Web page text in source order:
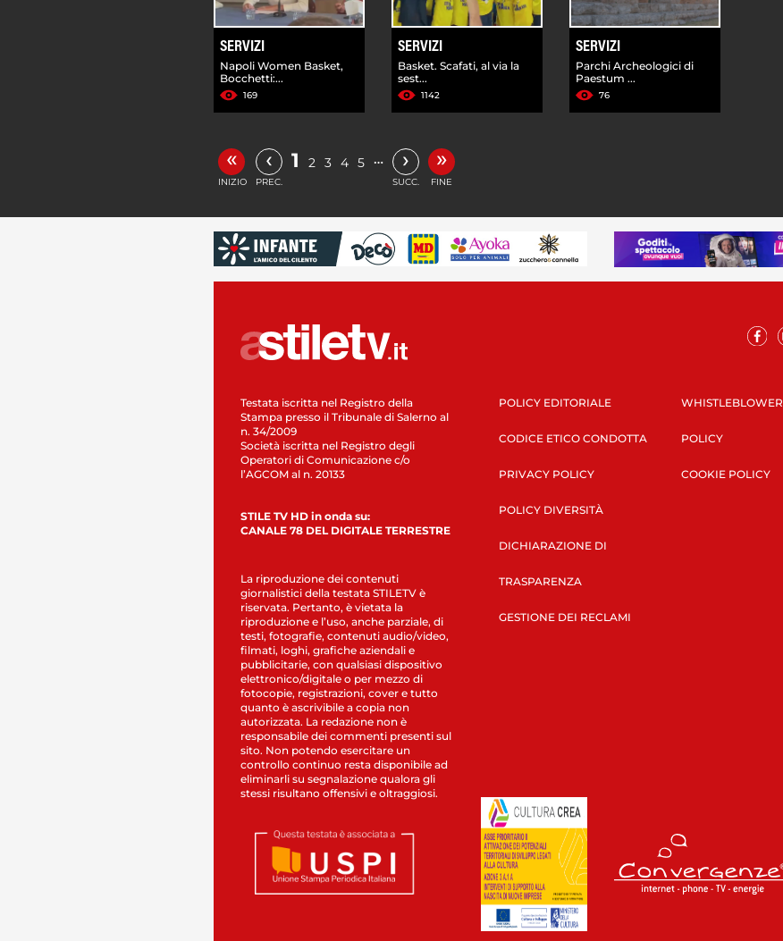
SERVIZI
Napoli Women Basket,
Bocchetti:...
169
SERVIZI
Basket. Scafati, al via la
sest...
1142
SERVIZI
Parchi Archeologici di
Paestum ...
76
«
INIZIO
‹
PREC.
1 2 3 4 5 … ›
SUCC.
»
FINE
Testata iscritta nel Registro della
Stampa presso il Tribunale di Salerno al
n. 34/2009
Società iscritta nel Registro degli
Operatori di Comunicazione c/o
l’AGCOM al n. 20133
STILE TV HD in onda su:
CANALE 78 DEL DIGITALE TERRESTRE
La riproduzione dei contenuti
giornalistici della testata STILETV è
riservata. Pertanto, è vietata la
riproduzione e l’uso, anche parziale, di
testi, fotografie, contenuti audio/video,
filmati, loghi, grafiche aziendali e
pubblicitarie, con qualsiasi dispositivo
elettronico/digitale o per mezzo di
fotocopie, registrazioni, cover e tutto
quanto è ascrivibile a copia non
autorizzata. La redazione non è
responsabile dei commenti presenti sul
sito. Non potendo esercitare un
controllo continuo resta disponibile ad
eliminarli su segnalazione qualora gli
stessi risultano offensivi e oltraggiosi.
POLICY EDITORIALE
CODICE ETICO CONDOTTA
PRIVACY POLICY
POLICY DIVERSITÀ
DICHIARAZIONE DI
TRASPARENZA
GESTIONE DEI RECLAMI
WHISTLEBLOWER
POLICY
COOKIE POLICY